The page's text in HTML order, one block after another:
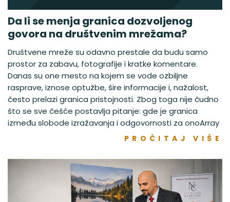
Da li se menja granica dozvoljenog
govora na društvenim mrežama?
Društvene mreže su odavno prestale da budu samo
prostor za zabavu, fotografije i kratke komentare.
Danas su one mesto na kojem se vode ozbiljne
rasprave, iznose optužbe, šire informacije i, nažalost,
često prelazi granica pristojnosti. Zbog toga nije čudno
što se sve češće postavlja pitanje: gde je granica
između slobode izražavanja i odgovornosti za onoArray
PROČITAJ VIŠE